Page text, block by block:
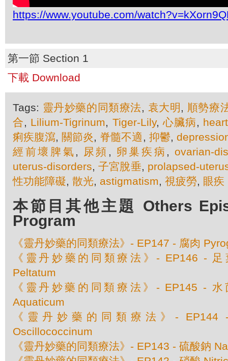
https://www.youtube.com/
第一節 Section 1
下載 Download
Tags: 靈丹妙藥的同類療法, 袁大明 , 順勢療
合, Lilium-Tigrinum, Tiger-Lily,心臟病,
痢疾腹瀉, 關節炎, 脊髓不適 , 抑鬱,
經前壞脾氣 , 尿頻 , 卵巢疾病 , ovarian-
uterus-disorders,子宮脫垂, prolapsed-
性功能障礙, 散光, astigmatism, 視疲勞, 眼疾
本節目其他主題 Others
Program
《靈丹妙藥的同類療法》- EP147 - 腐肉
《靈丹妙藥的同類療法》- EP146 - 足
Peltatum
《靈丹妙藥的同類療法》- EP145 - 水
Aquaticum
《靈丹妙藥的同類療法》-
Oscillococcinum
《靈丹妙藥的同類療法》- EP143 - 硫酸鈉